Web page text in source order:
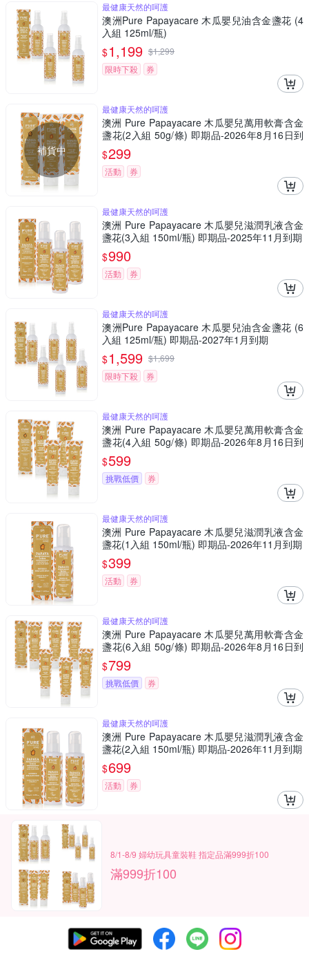
最健康天然的呵護
澳洲Pure Papayacare 木瓜嬰兒油含金盞花 (4
入組 125ml/瓶)
$1,199 $1,299
限時下殺
券
補貨中
最健康天然的呵護
澳洲 Pure Papayacare 木瓜嬰兒萬用軟膏含金
盞花(2入組 50g/條) 即期品-2026年8月16日到
期
$299
活動 券
最健康天然的呵護
澳洲 Pure Papayacare 木瓜嬰兒滋潤乳液含金
盞花(3入組 150ml/瓶) 即期品-2025年11月到期
$990
活動 券
最健康天然的呵護
澳洲Pure Papayacare 木瓜嬰兒油含金盞花 (6
入組 125ml/瓶) 即期品-2027年1月到期
$1,599 $1,699
限時下殺
券
最健康天然的呵護
澳洲 Pure Papayacare 木瓜嬰兒萬用軟膏含金
盞花(4入組 50g/條) 即期品-2026年8月16日到
期
$599
挑戰低價 券
最健康天然的呵護
澳洲 Pure Papayacare 木瓜嬰兒滋潤乳液含金
盞花(1入組 150ml/瓶) 即期品-2026年11月到期
$399
活動 券
最健康天然的呵護
澳洲 Pure Papayacare 木瓜嬰兒萬用軟膏含金
盞花(6入組 50g/條) 即期品-2026年8月16日到
期
$799
挑戰低價 券
最健康天然的呵護
澳洲 Pure Papayacare 木瓜嬰兒滋潤乳液含金
盞花(2入組 150ml/瓶) 即期品-2026年11月到期
$699
活動 券
8/1-8/9 婦幼玩具童裝鞋 指定品滿999折100
滿999折100